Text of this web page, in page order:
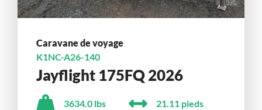
Caravane de voyage
K1NC-A26-140
Jayflight 175FQ 2026
3634.0 lbs 21.11 pieds